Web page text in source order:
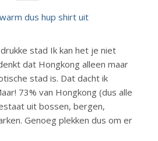
stad Ik kan het je niet
dat Hongkong alleen maar
stad is. Dat dacht ik
73% van Hongkong (dus alle
uit bossen, bergen,
Genoeg plekken dus om er